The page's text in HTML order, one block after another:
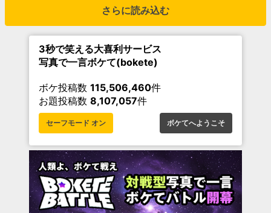
さらに読み込む
3秒で笑える大喜利サービス
写真で一言ボケて(bokete)
ボケ投稿数 115,506,460件
お題投稿数 8,107,057件
セーフモード オン ボケてへようこそ